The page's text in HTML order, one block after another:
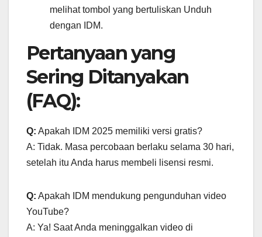
melihat tombol yang bertuliskan Unduh
dengan IDM.
Pertanyaan yang
Sering Ditanyakan
(FAQ):
Q: Apakah IDM 2025 memiliki versi gratis?
A: Tidak. Masa percobaan berlaku selama 30 hari,
setelah itu Anda harus membeli lisensi resmi.
Q: Apakah IDM mendukung pengunduhan video
YouTube?
A: Ya! Saat Anda meninggalkan video di